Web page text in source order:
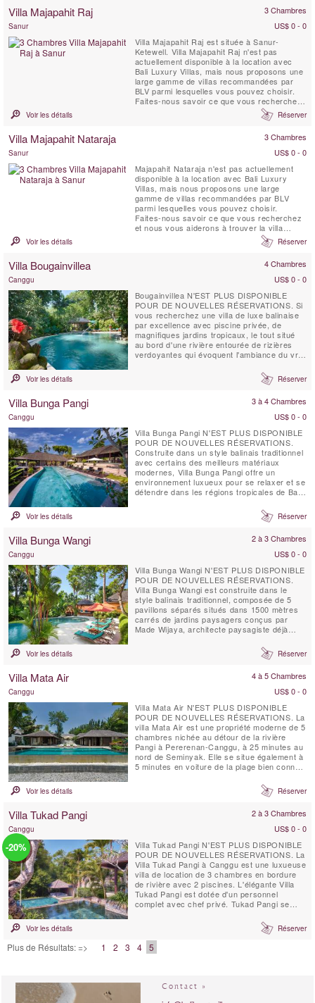
que vous recherchez et nous vous aiderons
Villa Majapahit Raj 3 Chambres
Sanur
US$ 0 - 0
Villa Majapahit Raj est située à Sanur-
Ketewell. Villa Majapahit Raj n'est pas
actuellement disponible à la location avec
Bali Luxury Villas, mais nous proposons une
large gamme de villas recommandées par
BLV parmi lesquelles vous pouvez choisir.
Faites-nous savoir ce que vous recherchez
et nous vous aiderons à trouver la villa
Voir les détails Réserver
Villa Majapahit Nataraja 3 Chambres
Sanur
US$ 0 - 0
Majapahit Nataraja n'est pas actuellement
disponible à la location avec Bali Luxury
Villas, mais nous proposons une large
gamme de villas recommandées par BLV
parmi lesquelles vous pouvez choisir.
Faites-nous savoir ce que vous recherchez
et nous vous aiderons à trouver la villa
idéale pour vos vacances à Bali. La villa
directement sur la plage. Ce complexe est
Voir les détails Réserver
Villa Bougainvillea 4 Chambres
Canggu
US$ 0 - 0
Bougainvillea N'EST PLUS DISPONIBLE
POUR DE NOUVELLES RÉSERVATIONS. Si
vous recherchez une villa de luxe balinaise
par excellence avec piscine privée, de
magnifiques jardins tropicaux, le tout situé
au bord d'une rivière entourée de rizières
verdoyantes qui évoquent l'ambiance du vrai
emplacement idéal à la Villa. Bougainvilliers,
Canggu. La Villa Bougainvillea est un chef-
Voir les détails Réserver
Villa Bunga Pangi 3 à 4 Chambres
Canggu
US$ 0 - 0
Villa Bunga Pangi N'EST PLUS DISPONIBLE
POUR DE NOUVELLES RÉSERVATIONS.
Construite dans un style balinais traditionnel
avec certains des meilleurs matériaux
modernes, Villa Bunga Pangi offre un
environnement luxueux pour se relaxer et se
détendre dans les régions tropicales de Bali.
l’autre côté de la rivière Pangi, qui passe à
travers le village Pererenan et continue vers
Voir les détails Réserver
Villa Bunga Wangi 2 à 3 Chambres
Canggu
US$ 0 - 0
Villa Bunga Wangi N'EST PLUS DISPONIBLE
POUR DE NOUVELLES RÉSERVATIONS.
Villa Bunga Wangi est construite dans le
style balinais traditionnel, composée de 5
pavillons séparés situés dans 1500 mètres
carrés de jardins paysagers conçus par
Made Wijaya, architecte paysagiste déjà
Voir les détails Réserver
Villa Mata Air 4 à 5 Chambres
Canggu
US$ 0 - 0
Villa Mata Air N'EST PLUS DISPONIBLE
POUR DE NOUVELLES RÉSERVATIONS. La
villa Mata Air est une propriété moderne de 5
chambres nichée au détour de la rivière
Pangi à Pererenan-Canggu, à 25 minutes au
nord de Seminyak. Elle se situe également à
5 minutes en voiture de la plage bien connue
est entièrement équipée pour une escapade
de luxe sur une île tropicale ; elle allie le
Voir les détails Réserver
Villa Tukad Pangi 2 à 3 Chambres
Canggu US$ 0 - 0
-20%
Villa Tukad Pangi N'EST PLUS DISPONIBLE
POUR DE NOUVELLES RÉSERVATIONS. La
Villa Tukad Pangi à Canggu est une luxueuse
villa de location de 3 chambres en bordure
de rivière avec 2 piscines. L'élégante Villa
Tukad Pangi est dotée d'un personnel
complet avec chef privé. Tukad Pangi se
seulement quelques minutes en voiture des
cafés, restaurants et plages à la mode de
Pererenan. La Villa Tukad Pangi,
respectueuse de ...
Voir les détails Réserver
Plus de Résultats: => 1 2 3 4 5
Contact »